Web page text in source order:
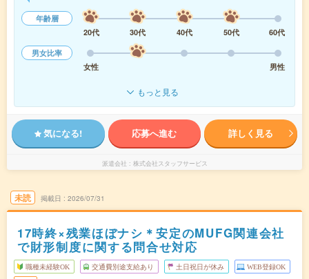
年齢層
20代
30代 40代 50代
60代
男女比率
女性
男性
もっと見る
気になる! 応募へ進む 詳しく見る
派遣会社 株式会社スタッフサービス
未読 掲載日 2026/07/31
17時終×残業ほぼナシ＊安定のMUFG関連会社
で財形制度に関する問合せ対応
職種未経験OK 交通費別途支給あり 土日祝日が休み WEB登録OK